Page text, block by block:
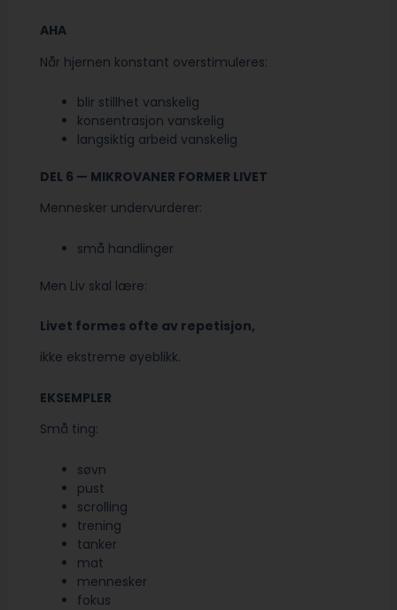
AHA
Når hjernen konstant overstimuleres:
blir stillhet vanskelig
konsentrasjon vanskelig
langsiktig arbeid vanskelig
DEL 6 — MIKROVANER FORMER LIVET
Mennesker undervurderer:
små handlinger
Men Liv skal lære:
Livet formes ofte av repetisjon,
ikke ekstreme øyeblikk.
EKSEMPLER
Små ting:
søvn
pust
scrolling
trening
tanker
mat
mennesker
fokus